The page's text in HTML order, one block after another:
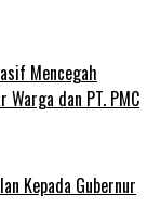
Mencegah
dan PT. PMC
Kepada Gubernur